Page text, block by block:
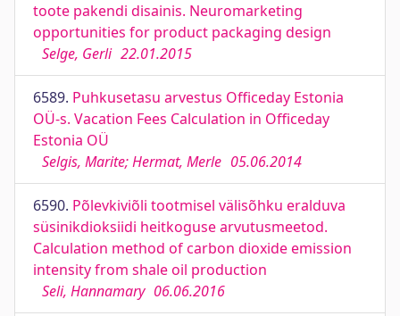
toote pakendi disainis. Neuromarketing
opportunities for product packaging design
Selge, Gerli 22.01.2015
6589. Puhkusetasu arvestus Officeday Estonia
OÜ-s. Vacation Fees Calculation in Officeday
Estonia OÜ
Selgis, Marite; Hermat, Merle 05.06.2014
6590. Põlevkiviõli tootmisel välisõhku eralduva
süsinikdioksiidi heitkoguse arvutusmeetod.
Calculation method of carbon dioxide emission
intensity from shale oil production
Seli, Hannamary 06.06.2016